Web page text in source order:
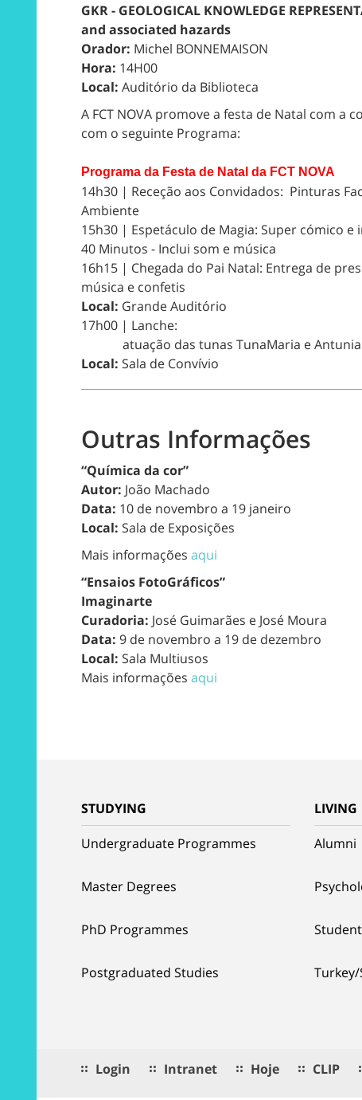
GKR - GEOLOGICAL KNOWLEDGE
and associated hazards
Orador: Michel BONNEMAISON
Hora: 14H00
Local: Auditório da Biblioteca
A FCT NOVA promove a festa de Natal com a
com o seguinte Programa:
Programa da Festa de Natal da FCT NOVA
14h30 | Receção aos Convidados: Pinturas
Ambiente
15h30 | Espetáculo de Magia: Super cómico
40 Minutos - Inclui som e música
16h15 | Chegada do Pai Natal: Entrega de
música e confetis
Local: Grande Auditório
17h00 | Lanche:
atuação das tunas TunaMaria e Antunia
Local: Sala de Convívio
Outras Informações
“Química da cor”
Autor: João Machado
Data: 10 de novembro a 19 janeiro
Local: Sala de Exposições
Mais informações aqui
“Ensaios FotoGráficos”
Imaginarte
Curadoria: José Guimarães e José Moura
Data: 9 de novembro a 19 de dezembro
Local: Sala Multiusos
Mais informações aqui
STUDYING
Undergraduate Programmes
Master Degrees
PhD Programmes
Postgraduated Studies
LIVING
Alumni
Turkey/
Login Intranet Hoje CLIP